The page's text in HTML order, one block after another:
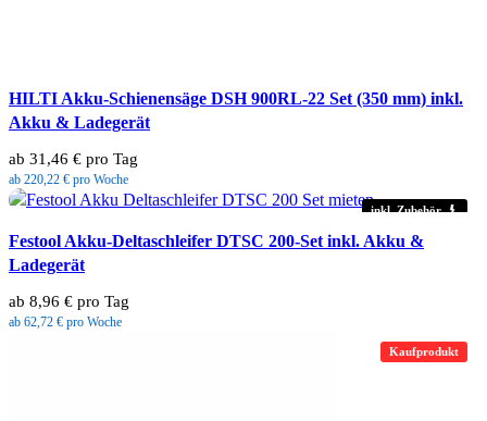
HILTI Akku-Schienensäge DSH 900RL-22 Set (350 mm) inkl.
Akku & Ladegerät
ab 31,46 € pro Tag
ab 220,22 € pro Woche
inkl. Zubehör
Festool Akku-Deltaschleifer DTSC 200-Set inkl. Akku &
Ladegerät
ab 8,96 € pro Tag
ab 62,72 € pro Woche
Kaufprodukt